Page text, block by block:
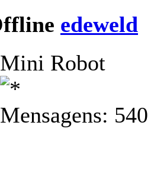
edeweld
Mini Robot
Mensagens: 540